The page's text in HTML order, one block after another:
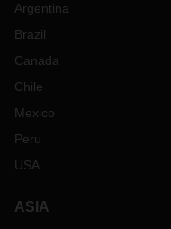
Argentina
Brazil
Canada
Chile
Mexico
Peru
USA
ASIA